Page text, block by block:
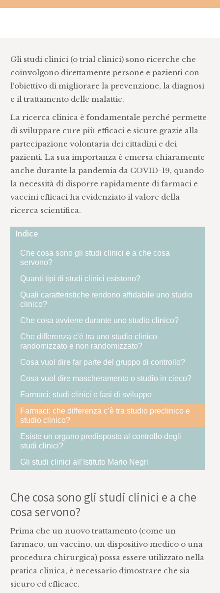
Gli studi clinici (o trial clinici) sono ricerche che
coinvolgono direttamente persone e pazienti con
l’obiettivo di migliorare la prevenzione, la diagnosi
e il trattamento delle malattie.
La ricerca clinica è fondamentale perché permette
di sviluppare cure più efficaci e sicure grazie alla
partecipazione volontaria dei cittadini e dei
pazienti. La sua importanza è emersa chiaramente
anche durante la pandemia da COVID-19, quando
la necessità di disporre rapidamente di farmaci e
vaccini efficaci ha evidenziato il valore della
ricerca scientifica.
Indice
Che cosa sono gli studi clinici e a che cosa
servono?
Quanti tipi di studi clinici esistono?
Quali caratteristiche rendono affidabile uno studio
clinico?
Che cosa avviene durante uno studio clinico?
Che differenza c’è tra uno studio clinico
randomizzato e non randomizzato?
Cosa vuol dire far parte del gruppo di controllo?
Cosa vuol dire mascheramento o studio in cieco?
Farmaci: studi clinici e fasi di sviluppo
Farmaci: che differenza c’è tra studio preclinico e
studio clinico?
Esiste un organo predisposto al controllo degli
studi clinici?
Gli studi clinici all’Istituto Mario Negri
Che cosa sono gli studi clinici e a che
cosa servono?
Prima che un nuovo trattamento (come un
farmaco, un vaccino, un dispositivo medico o una
procedura chirurgica) possa essere utilizzato nella
pratica clinica, è necessario dimostrare che sia
sicuro ed efficace.